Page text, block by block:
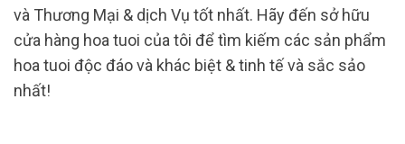
và Thương Mại & dịch Vụ tốt nhất. Hãy đến sở hữu
cửa hàng hoa tuoi của tôi để tìm kiếm các sản phẩm
hoa tuoi độc đáo và khác biệt & tinh tế và sắc sảo
nhất!